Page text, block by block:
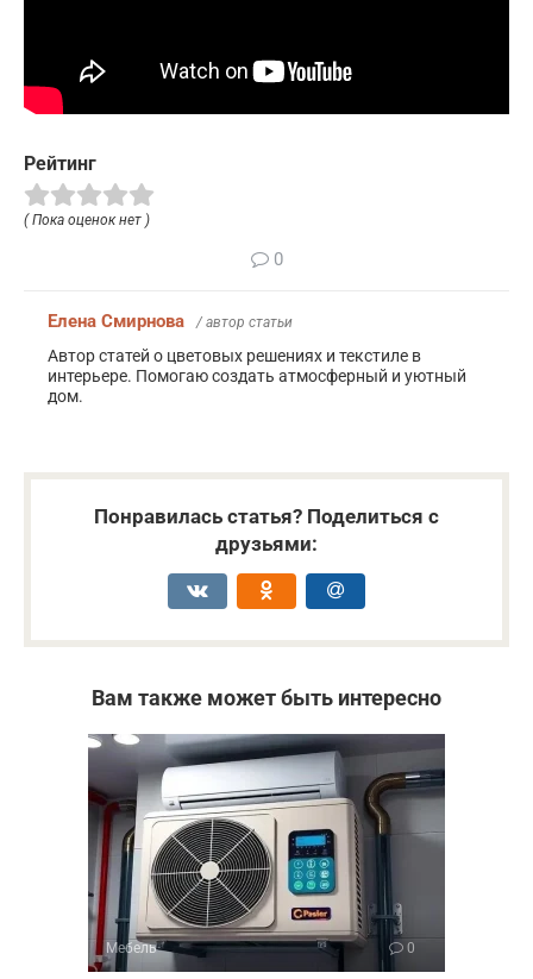
Рейтинг
( Пока оценок нет )
0
Елена Смирнова / автор статьи
Автор статей о цветовых решениях и текстиле в
интерьере. Помогаю создать атмосферный и уютный
дом.
Понравилась статья? Поделиться с
друзьями:
Вам также может быть интересно
Мебель 0